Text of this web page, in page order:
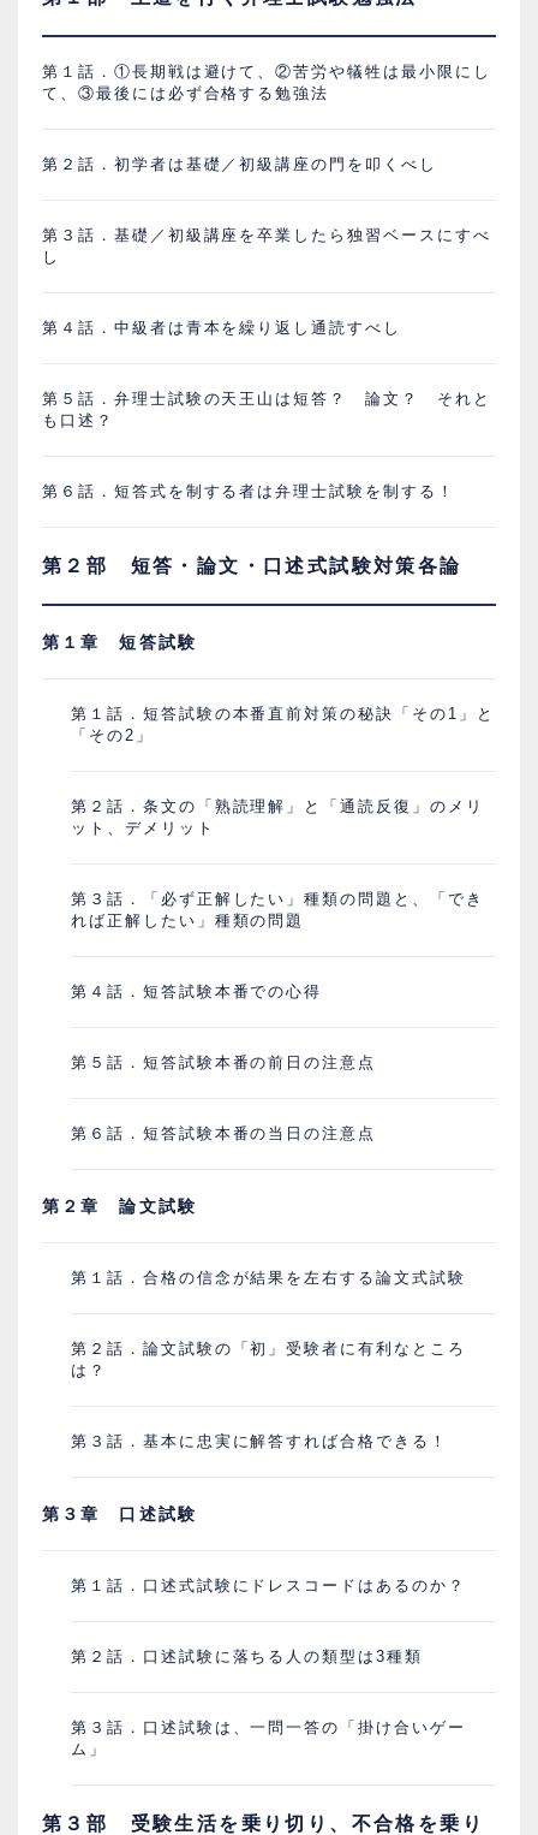
第１話．①長期戦は避けて、②苦労や犠牲は最小限にし
て、③最後には必ず合格する勉強法
第２話．初学者は基礎／初級講座の門を叩くべし
第３話．基礎／初級講座を卒業したら独習ベースにすべ
し
第４話．中級者は青本を繰り返し通読すべし
第５話．弁理士試験の天王山は短答？ 論文？ それと
も口述？
第６話．短答式を制する者は弁理士試験を制する！
第２部 短答・論文・口述式試験対策各論
第１章 短答試験
第１話．短答試験の本番直前対策の秘訣「その1」と
「その2」
第２話．条文の「熟読理解」と「通読反復」のメリ
ット、デメリット
第３話．「必ず正解したい」種類の問題と、「でき
れば正解したい」種類の問題
第４話．短答試験本番での心得
第５話．短答試験本番の前日の注意点
第６話．短答試験本番の当日の注意点
第２章 論文試験
第１話．合格の信念が結果を左右する論文式試験
第２話．論文試験の「初」受験者に有利なところ
は？
第３話．基本に忠実に解答すれば合格できる！
第３章 口述試験
第１話．口述式試験にドレスコードはあるのか？
第２話．口述試験に落ちる人の類型は3種類
第３話．口述試験は、一問一答の「掛け合いゲー
ム」
第３部 受験生活を乗り切り、不合格を乗り